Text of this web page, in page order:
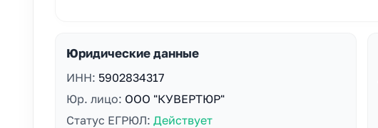
Юридические данные
ИНН: 5902834317
Юр. лицо: ООО "КУВЕРТЮР"
Статус ЕГРЮЛ: Действует